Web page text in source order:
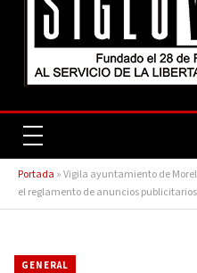
Portada »Vigila ayuntamiento de
el reglamento de anuncios publicitarios
GENERAL